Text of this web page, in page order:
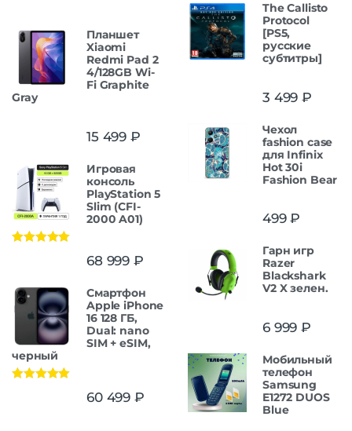
Планшет
Xiaomi
Redmi Pad 2
4/128GB Wi-
Fi Graphite
Gray
15 499 ₽
Игровая
консоль
PlayStation 5
Slim (CFI-
2000 A01)
68 999 ₽
Смартфон
Apple iPhone
16 128 ГБ,
Dual: nano
SIM + eSIM,
черный
60 499 ₽
The Callisto
Protocol
[PS5,
русские
субтитры]
3 499 ₽
Чехол
fashion case
для Infinix
Hot 30i
Fashion Bear
499₽
Гарн игр
Razer
Blackshark
V2 X зелен.
6 999 ₽
Мобильный
телефон
Samsung
E1272 DUOS
Blue